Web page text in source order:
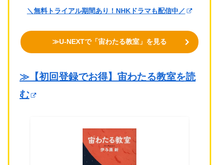
＼無料トライアル期間あり！NHKドラマも配信中／
≫U-NEXTで「宙わたる教室」を見る
≫【初回登録でお得】宙わたる教室を読
む